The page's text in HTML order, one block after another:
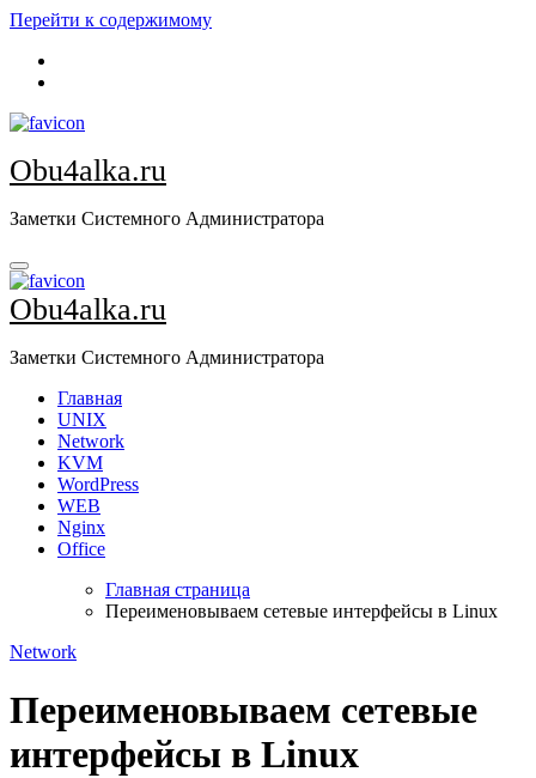
Перейти к содержимому
Obu4alka.ru
Заметки Системного Администратора
Obu4alka.ru
Заметки Системного Администратора
Главная
UNIX
Network
KVM
WordPress
WEB
Nginx
Office
Главная страница
Переименовываем сетевые интерфейсы в Linux
Network
Переименовываем сетевые
интерфейсы в Linux